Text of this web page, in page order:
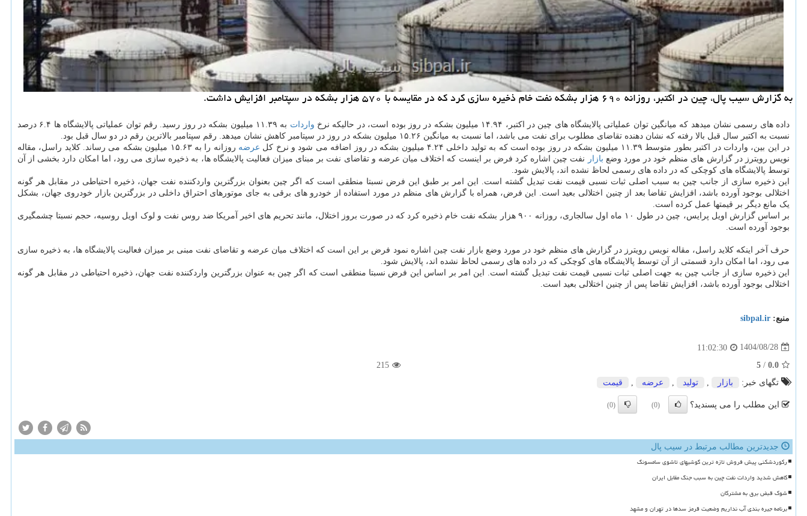
به گزارش سیب پال، چین در اکتبر، روزانه ۶۹۰ هزار بشکه نفت خام ذخیره سازی کرد که در مقایسه با ۵۷۰ هزار بشکه در سپتامبر افزایش داشت.
داده های رسمی نشان میدهد که میانگین توان عملیاتی پالایشگاه های چین در اکتبر، ۱۴.۹۴ میلیون بشکه در روز بوده است، در حالیکه نرخ واردات
به ۱۱.۳۹ میلیون بشکه در روز رسید. رقم توان عملیاتی پالایشگاه ها ۶.۴ درصد
نسبت به اکتبر سال قبل بالا رفته که نشان دهنده تقاضای مطلوب برای نفت می باشد، اما نسبت به میانگین ۱۵.۲۶ میلیون بشکه در روز در سپتامبر کاهش نشان میدهد. رقم سپتامبر بالاترین رقم در دو سال قبل بود.
در این بین، واردات در اکتبر بطور متوسط ۱۱.۳۹ میلیون بشکه در روز بوده است که به تولید داخلی ۴.۲۴ میلیون بشکه در روز اضافه می شود و نرخ کل
عرضه
روزانه را به ۱۵.۶۳ میلیون بشکه می رساند. کلاید راسل، مقاله
نویس رویترز در گزارش های منظم خود در مورد وضع بازار
نفت چین اشاره کرد فرض بر اینست که اختلاف میان عرضه و تقاضای نفت بر مبنای میزان فعالیت پالایشگاه ها، به ذخیره سازی می رود، اما امکان دارد بخشی از آن
توسط پالایشگاه های کوچکی که در داده های رسمی لحاظ نشده اند، پالایش شود.
این ذخیره سازی از جانب چین به سبب اصلی ثبات نسبی قیمت نفت تبدیل گشته است. این امر بر طبق این فرض نسبتا منطقی است که اگر چین بعنوان بزرگترین واردکننده نفت جهان، ذخیره احتیاطی در مقابل هر گونه
اختلالی بوجود آورده باشد، افزایش تقاضا بعد از چنین اختلالی بعید است. این فرض، همراه با گزارش های منظم در مورد استفاده از خودرو های برقی به جای موتورهای احتراق داخلی در بزرگترین بازار خودروی جهان، بشکل
یک مانع دیگر بر قیمتها عمل کرده است.
بر اساس گزارش اویل پرایس، چین در طول ۱۰ ماه اول سالجاری، روزانه ۹۰۰ هزار بشکه نفت خام ذخیره کرد که در صورت بروز اختلال، مانند تحریم های اخیر آمریکا ضد روس نفت و لوک اویل روسیه، حجم نسبتا چشمگیری
بوجود آورده است.
حرف آخر اینکه کلاید راسل، مقاله نویس رویترز در گزارش های منظم خود در مورد وضع بازار نفت چین اشاره نمود فرض بر این است که اختلاف میان عرضه و تقاضای نفت مبنی بر میزان فعالیت پالایشگاه ها، به ذخیره سازی
می رود، اما امکان دارد قسمتی از آن توسط پالایشگاه های کوچکی که در داده های رسمی لحاظ نشده اند، پالایش شود.
این ذخیره سازی از جانب چین به جهت اصلی ثبات نسبی قیمت نفت تبدیل گشته است. این امر بر اساس این فرض نسبتا منطقی است که اگر چین به عنوان بزرگترین واردکننده نفت جهان، ذخیره احتیاطی در مقابل هر گونه
اختلالی بوجود آورده باشد، افزایش تقاضا پس از چنین اختلالی بعید است.
منبع: sibpal.ir
1404/08/28
11:02:30
0.0
/
5
215
تگهای خبر:
بازار , تولید , عرضه , قیمت
این مطلب را می پسندید؟ (0)
(0)
جدیدترین مطالب مرتبط در سیب پال
رکوردشکنی پیش فروش تازه ترین گوشیهای تاشوی سامسونگ
کاهش شدید واردات نفت چین به سبب جنگ مقابل ایران
شوک قبض برق به مشترکان
برنامه جیره بندی آب نداریم وضعیت قرمز سدها در تهران و مشهد